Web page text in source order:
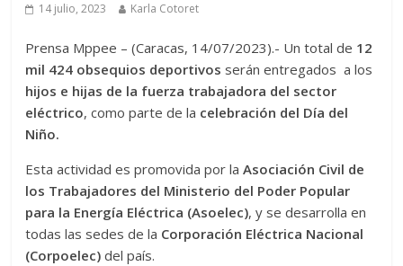
14 julio, 2023 Karla Cotoret
Prensa Mppee – (Caracas, 14/07/2023).- Un total de 12
mil 424 obsequios deportivos serán entregados a los
hijos e hijas de la fuerza trabajadora del sector
eléctrico, como parte de la celebración del Día del
Niño.
Esta actividad es promovida por laAsociación Civil de
los Trabajadores del Ministerio del Poder Popular
para la Energía Eléctrica (Asoelec), y se desarrolla en
todas las sedes de la Corporación Eléctrica Nacional
(Corpoelec)del país.